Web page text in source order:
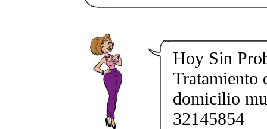
Hoy Sin
Tratamiento
domicilio
32145854